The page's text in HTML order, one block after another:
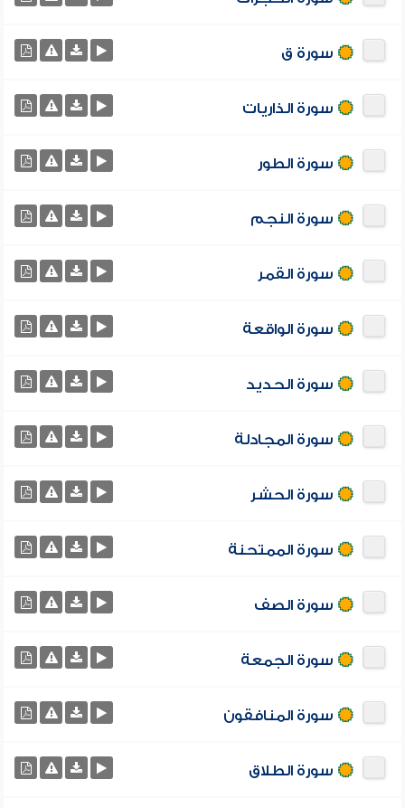
سورة ق
سورة الذاريات
سورة الطور
سورة النجم
سورة القمر
سورة الواقعة
سورة الحديد
سورة المجادلة
سورة الحشر
سورة الممتحنة
سورة الصف
سورة الجمعة
سورة المنافقون
سورة الطلاق